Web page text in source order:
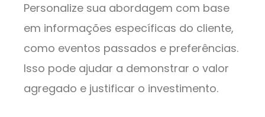
Personalize sua abordagem com base
em informações específicas do cliente,
como eventos passados e preferências.
Isso pode ajudar a demonstrar o valor
agregado e justificar o investimento.